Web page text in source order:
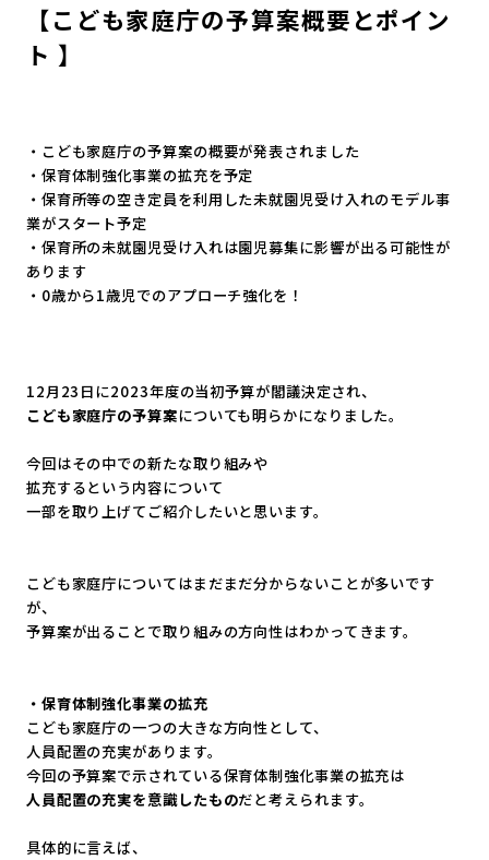
【こども家庭庁の予算案概要とポイン
ト 】
・こども家庭庁の予算案の概要が発表されました
・保育体制強化事業の拡充を予定
・ 保育所等の空き定員を利用した未就園児受け入れのモデル事
業がスタート予定
・ 保育所の未就園児受け入れは園児募集に影響が出る可能性が
ありま す
・0歳から1歳児でのアプローチ強化を！
12月23日に2023年度の当初予算が閣議決定され、
こども家庭庁の予算案についても明らかになりました。
今回はその中での新たな取り組みや
拡充するという内容について
一部を取り上げてご紹介したいと思います。
こども家庭庁についてはまだまだ分からないことが多いです
が、
予算案が出ることで取り組みの方向性はわかってきます。
・保育体制強化事業の拡充
こども家庭庁の一つの大きな方向性として、
人員配置の充実があります。
今回の予算案で示されている保育体制強化事業の拡充は
人員配置の充実を意識したものだと考えられます。
具体的に言えば、